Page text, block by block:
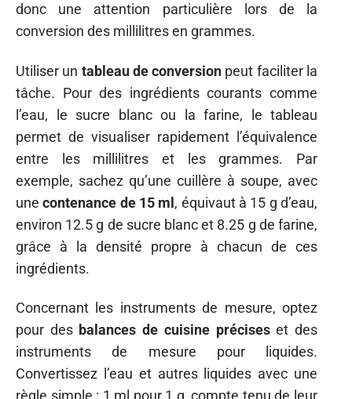
donc une attention particulière lors de la
conversion des millilitres en grammes.
Utiliser un tableau de conversion peut faciliter la
tâche. Pour des ingrédients courants comme
l’eau, le sucre blanc ou la farine, le tableau
permet de visualiser rapidement l’équivalence
entre les millilitres et les grammes. Par
exemple, sachez qu’une cuillère à soupe, avec
unecontenance de 15 ml, équivaut à 15 g d’eau,
environ 12.5 g de sucre blanc et 8.25 g de farine,
grâce à la densité propre à chacun de ces
ingrédients.
Concernant les instruments de mesure, optez
pour des balances de cuisine préciseset des
instruments de mesure pour liquides.
Convertissez l’eau et autres liquides avec une
règle simple : 1 ml pour 1 g, compte tenu de leur